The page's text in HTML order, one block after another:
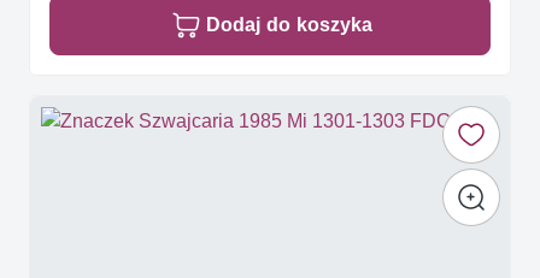
Dodaj do koszyka